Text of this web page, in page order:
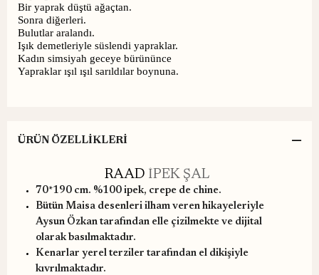
Bir yaprak düştü ağaçtan.
Sonra diğerleri.
Bulutlar aralandı.
Işık demetleriyle süslendi yapraklar.
Kadın simsiyah geceye bürününce
Yapraklar ışıl ışıl sarıldılar boynuna.
ÜRÜN ÖZELLIKLERI
RAAD İPEK ŞAL
70*190 cm. %100 ipek, crepe de chine.
Bütün Maisa desenleri ilham veren hikayeleriyle
Aysun Özkan tarafından elle çizilmekte ve dijital
olarak basılmaktadır.
Kenarlar yerel terziler tarafından el dikişiyle
kıvrılmaktadır.